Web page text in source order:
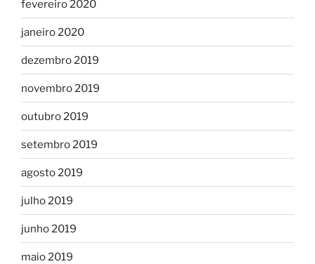
fevereiro 2020
janeiro 2020
dezembro 2019
novembro 2019
outubro 2019
setembro 2019
agosto 2019
julho 2019
junho 2019
maio 2019